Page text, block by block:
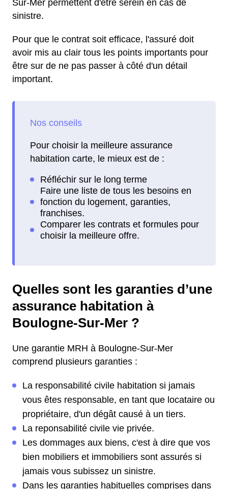
Sur-Mer permettent d'être serein en cas de
sinistre.
Pour que le contrat soit efficace, l'assuré doit
avoir mis au clair tous les points importants pour
être sur de ne pas passer à côté d'un détail
important.
Pour choisir la meilleure assurance
habitation carte, le mieux est de :
Quelles sont les garanties d’une
assurance habitation à
Boulogne-Sur-Mer ?
Une garantie MRH à Boulogne-Sur-Mer
comprend plusieurs garanties :
La responsabilité civile habitation si jamais
vous êtes responsable, en tant que locataire ou
propriétaire, d'un dégât causé à un tiers.
La reponsabilité civile vie privée.
Les dommages aux biens, c'est à dire que vos
bien mobiliers et immobiliers sont assurés si
jamais vous subissez un sinistre.
Dans les garanties habituelles comprises dans